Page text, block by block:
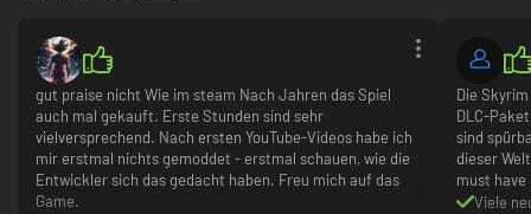
gut praise nicht Wie im steam Nach Jahren das Spiel
auch mal gekauft. Erste Stunden sind sehr
vielversprechend. Nach ersten YouTube-Videos habe ich
mir erstmal nichts gemoddet - erstmal schauen, wie die
Entwickler sich das gedacht haben. Freu mich auf das
Game.
Die
DLC-
sind
dieser
must have
Viele